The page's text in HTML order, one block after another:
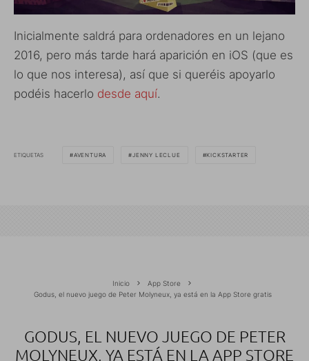
Inicialmente saldrá para ordenadores en un lejano
2016, pero más tarde hará aparición en iOS (que es
lo que nos interesa), así que si queréis apoyarlo
podéis hacerlo desde aquí.
ETIQUETAS AVENTURA JENNY LECLUE KICKSTARTER
Inicio
App Store
Godus, el nuevo juego de Peter Molyneux, ya está en la App Store gratis
GODUS, EL NUEVO JUEGO DE PETER
MOLYNEUX, YA ESTÁ EN LA APP STORE